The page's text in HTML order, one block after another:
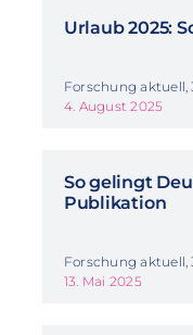
Urlaub 2025:
Forschung aktuell,
4. August 2025
So gelingt
Publikation
Forschung aktuell,
13. Mai 2025